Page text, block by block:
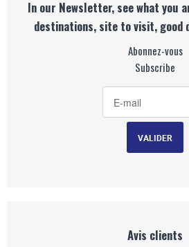
In our Newsletter, see what you
destinations, site to visit, good
Abonnez-vous
Subscribe
Avis clients